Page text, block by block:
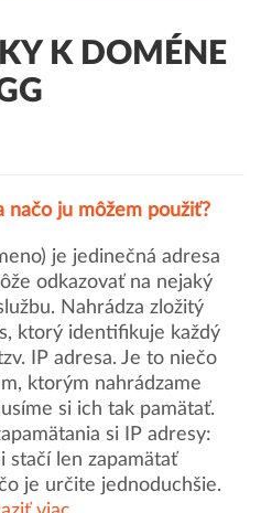
K DOMÉNE
načo ju môžem použiť?
je jedinečná adresa
odkazovať na nejaký
Nahrádza zložitý
ktorý identifikuje každý
IP adresa. Je to niečo
ktorým nahrádzame
si ich tak pamätať.
si IP adresy:
stačí len zapamätať
je určite jednoduchšie.